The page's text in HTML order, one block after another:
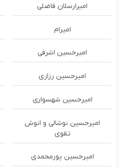
امیرارسلان فاضلی
امیرام
امیرحسین اشرفی
امیرحسین رزازی
امیرحسین شهسواری
امیرحسین نوشالی و انوش
تقوی
امیرحسین پورمحمدی